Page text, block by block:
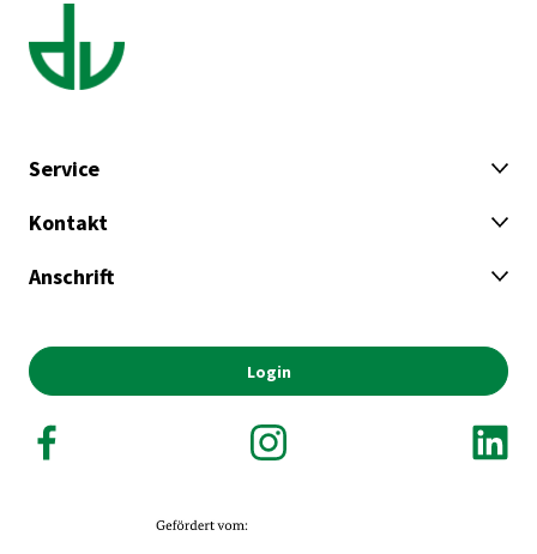
Service
Kontakt
Anschrift
Login